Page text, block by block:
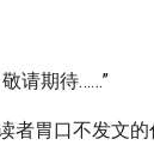
请期待……”
者胃口不发文